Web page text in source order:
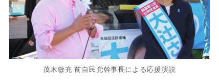
茂木敏充 前自民党幹事長による応援演説